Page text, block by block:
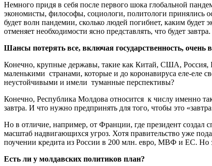
Немного придя в себя после первого шока глобальной
экономисты, философы, социологи, политологи принялись
будет волн пандемии, сколько людей погибнет, каким
отменяет необходимости ясно представлять, что будет завтра.
Шансы потерять все, включая государственность, очень
Конечно, крупные державы, такие как Китай, США, Россия,
маленькими странами, которые и до коронавируса еле-еле
неустойчивыми и имели туманные перспективы?
Конечно, Республика Молдова относится к числу именно
завтра. И что нужно предпринять для того, чтобы это
Но в отличие, например, от Франции, где президент создал
масштаб надвигающихся угроз. Хотя правительство уже
поучении кредита из России в 200 млн. евро, МВФ и ЕС. Но
Есть ли у молдавских политиков план?